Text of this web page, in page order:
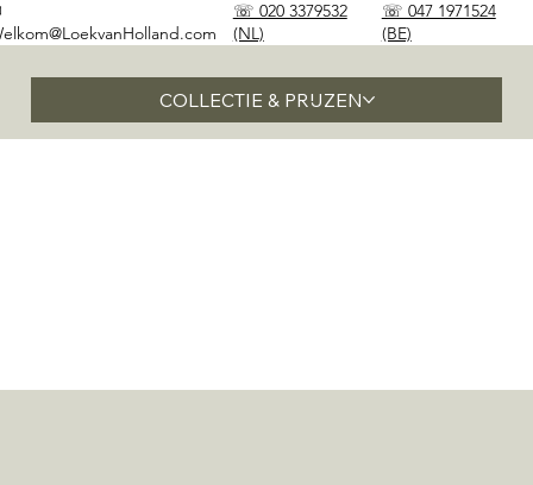
COLLECTIE & PRIJZEN
☏ 020 3379532
(NL)
☏ 047 1971524
(BE)